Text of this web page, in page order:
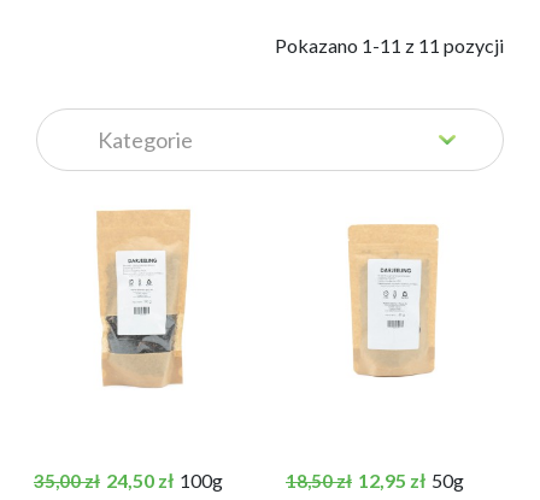
            Pokazano 1-11 z 11 pozycji
Cena podstawowa
35,00 zł Cena
24,50 zł 100g Cena podstawowa
18,50 zł Cena
12,95 zł 50g